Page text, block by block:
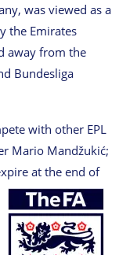
was viewed as a
the Emirates
away from the
Bundesliga
with other EPL
Mario Mandžukić;
at the end of